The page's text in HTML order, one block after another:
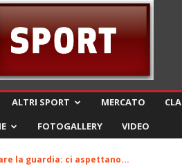
ALTRI SPORT MERCATO
FOTOGALLERY VIDEO
la guardia: ci aspettano...